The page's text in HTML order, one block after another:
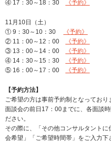
④ 17：30～18：30 《予約》
11月10日（土）
① 9：30～10：30
《予約》
② 11：00～12：00
《予約》
③ 13：00～14：00
《予約》
④ 14：30～15：30
《予約》
⑤ 16：00～17：00
《予約》
【予約方法】
ご希望の方は事前予約制となっており
面談会の前日17：00までに、各面談
ださい。
その際に、「その他コンサルタント
会希望」「ご希望時間帯」をご入力下